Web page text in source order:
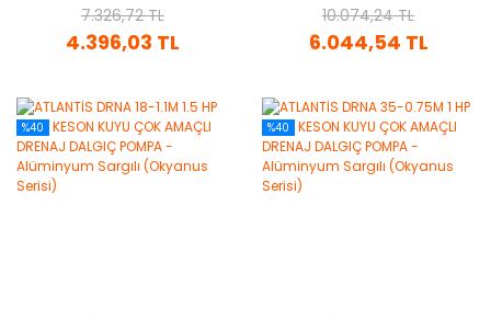
SERISI)
4.396,03 TL
7.326,72 TL
SARGILI (OKYANUS SERISI)
6.044,54 TL
10.074,24 TL
%40 %40